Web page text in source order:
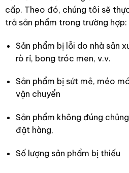
cấp. Theo đó, chúng tôi sẽ
trả sản phẩm trong trường hợp:
Sản phẩm bị lỗi do nhà sản
rò rỉ, bong tróc men, v.v.
Sản phẩm bị sứt mẻ, méo
vận chuyển
Sản phẩm không đúng
đặt hàng,
Số lượng sản phẩm bị thiếu